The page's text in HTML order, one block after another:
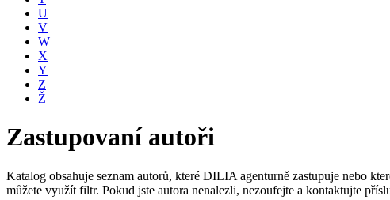
U
V
W
X
Y
Z
Ž
Zastupovaní autoři
Katalog obsahuje seznam autorů, které DILIA agenturně zastupuje nebo
můžete využít filtr. Pokud jste autora nenalezli, nezoufejte a kontaktujte